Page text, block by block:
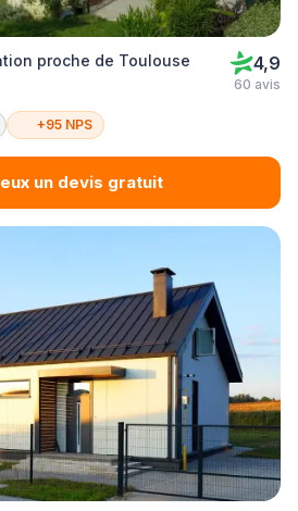
proche de Toulouse 4,9
60 avis
+95 NPS
un devis gratuit